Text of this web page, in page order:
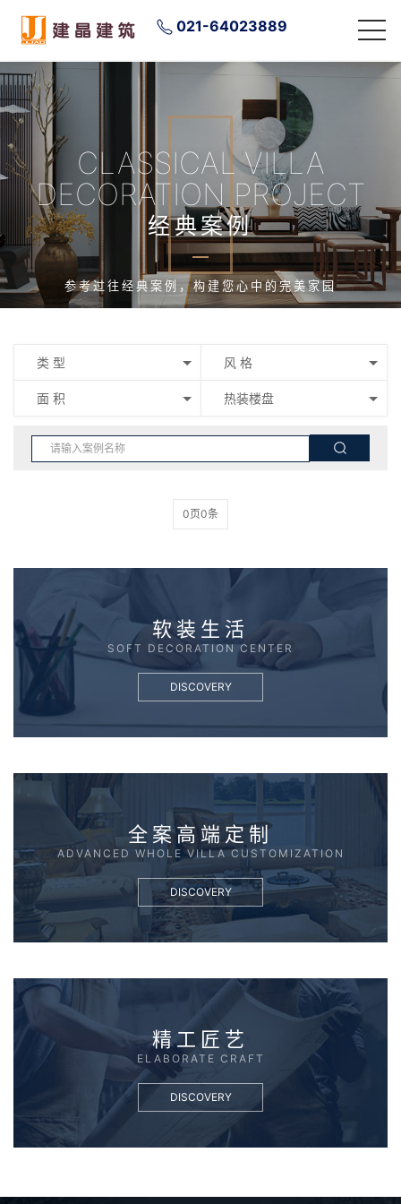
021-64023889
CLASSICAL VILLA
DECORATION PROJECT
经典案例
参考过往经典案例，构建您心中的完美家园
类 型 风 格
面 积 热装楼盘
0页0条
软装生活
SOFT DECORATION CENTER
DISCOVERY
全案高端定制
ADVANCED WHOLE VILLA CUSTOMIZATION
DISCOVERY
精工匠艺
ELABORATE CRAFT
DISCOVERY